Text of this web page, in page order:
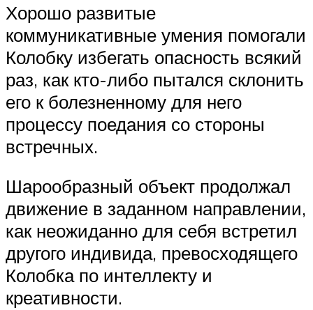
Хорошо развитые
коммуникативные умения помогали
Колобку избегать опасность всякий
раз, как кто-либо пытался склонить
его к болезненному для него
процессу поедания со стороны
встречных.
Шарообразный объект продолжал
движение в заданном направлении,
как неожиданно для себя встретил
другого индивида, превосходящего
Колобка по интеллекту и
креативности.